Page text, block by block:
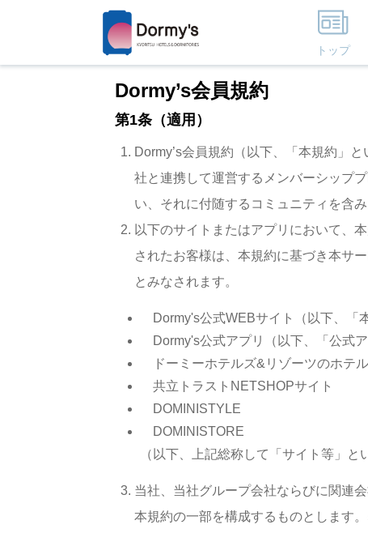
トップ
Dormy’s会員規約
第1条（適用）
Dormy’s会員規約（以下、「本規約」
社と連携して運営するメンバーシップ
い、それに付随するコミュニティを含
以下のサイトまたはアプリにおいて、
されたお客様は、本規約に基づき本サ
とみなされます。
Dormy's公式WEBサイト（以下、「
Dormy's公式アプリ（以下、「公式ア
ドーミーホテルズ&リゾーツのホテ
共立トラストNETSHOPサイト
DOMINISTYLE
DOMINISTORE
（以下、上記総称して「サイト等」と
当社、当社グループ会社ならびに関連
本規約の一部を構成するものとします